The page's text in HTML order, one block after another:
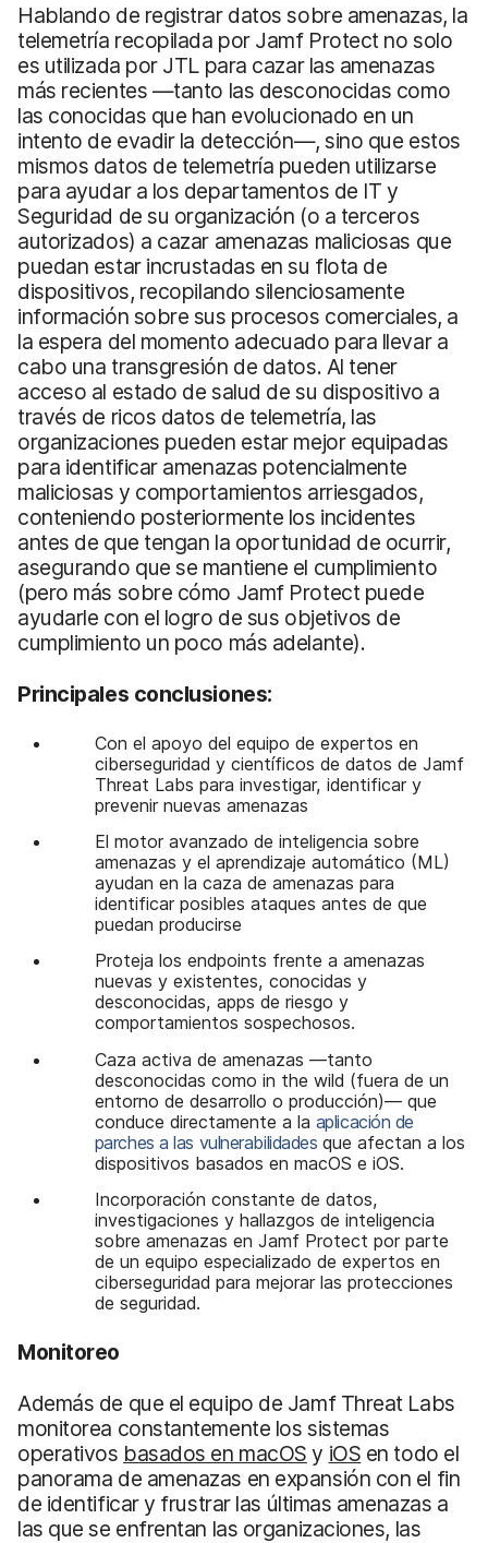
Hablando de registrar datos sobre amenazas, la
telemetría recopilada por Jamf Protect no solo
es utilizada por JTL para cazar las amenazas
más recientes —tanto las desconocidas como
las conocidas que han evolucionado en un
intento de evadir la detección—, sino que estos
mismos datos de telemetría pueden utilizarse
para ayudar a los departamentos de IT y
Seguridad de su organización (o a terceros
autorizados) a cazar amenazas maliciosas que
puedan estar incrustadas en su flota de
dispositivos, recopilando silenciosamente
información sobre sus procesos comerciales, a
la espera del momento adecuado para llevar a
cabo una transgresión de datos. Al tener
acceso al estado de salud de su dispositivo a
través de ricos datos de telemetría, las
organizaciones pueden estar mejor equipadas
para identificar amenazas potencialmente
maliciosas y comportamientos arriesgados,
conteniendo posteriormente los incidentes
antes de que tengan la oportunidad de ocurrir,
asegurando que se mantiene el cumplimiento
(pero más sobre cómo Jamf Protect puede
ayudarle con el logro de sus objetivos de
cumplimiento un poco más adelante).
Principales conclusiones:
Con el apoyo del equipo de expertos en
ciberseguridad y científicos de datos de Jamf
Threat Labs para investigar, identificar y
prevenir nuevas amenazas
El motor avanzado de inteligencia sobre
amenazas y el aprendizaje automático (ML)
ayudan en la caza de amenazas para
identificar posibles ataques antes de que
puedan producirse
Proteja los endpoints frente a amenazas
nuevas y existentes, conocidas y
desconocidas, apps de riesgo y
comportamientos sospechosos.
Caza activa de amenazas —tanto
desconocidas como in the wild (fuera de un
entorno de desarrollo o producción)— que
conduce directamente a la aplicación de
parches a las vulnerabilidades que afectan a los
dispositivos basados en macOS e iOS.
Incorporación constante de datos,
investigaciones y hallazgos de inteligencia
sobre amenazas en Jamf Protect por parte
de un equipo especializado de expertos en
ciberseguridad para mejorar las protecciones
de seguridad.
Monitoreo
Además de que el equipo de Jamf Threat Labs
monitorea constantemente los sistemas
operativos basados en macOS y iOS en todo el
panorama de amenazas en expansión con el fin
de identificar y frustrar las últimas amenazas a
las que se enfrentan las organizaciones, las